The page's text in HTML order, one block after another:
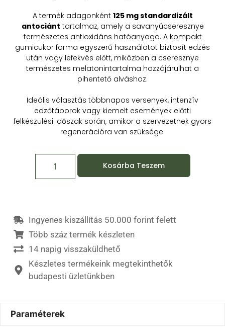
A termék adagonként 125 mg standardizált
antociánt tartalmaz, amely a savanyúcseresznye
természetes antioxidáns hatóanyaga. A kompakt
gumicukor forma egyszerű használatot biztosít edzés
után vagy lefekvés előtt, miközben a cseresznye
természetes melatonintartalma hozzájárulhat a
pihentető alváshoz.
Ideális választás többnapos versenyek, intenzív
edzőtáborok vagy kiemelt események előtti
felkészülési időszak során, amikor a szervezetnek gyors
regenerációra van szüksége.
Kosárba Teszem
Ingyenes kiszállítás 50.000 forint felett
Több száz termék készleten
14 napig visszaküldhető
Készletes termékeink megtekinthetők
budapesti üzletünkben
Paraméterek